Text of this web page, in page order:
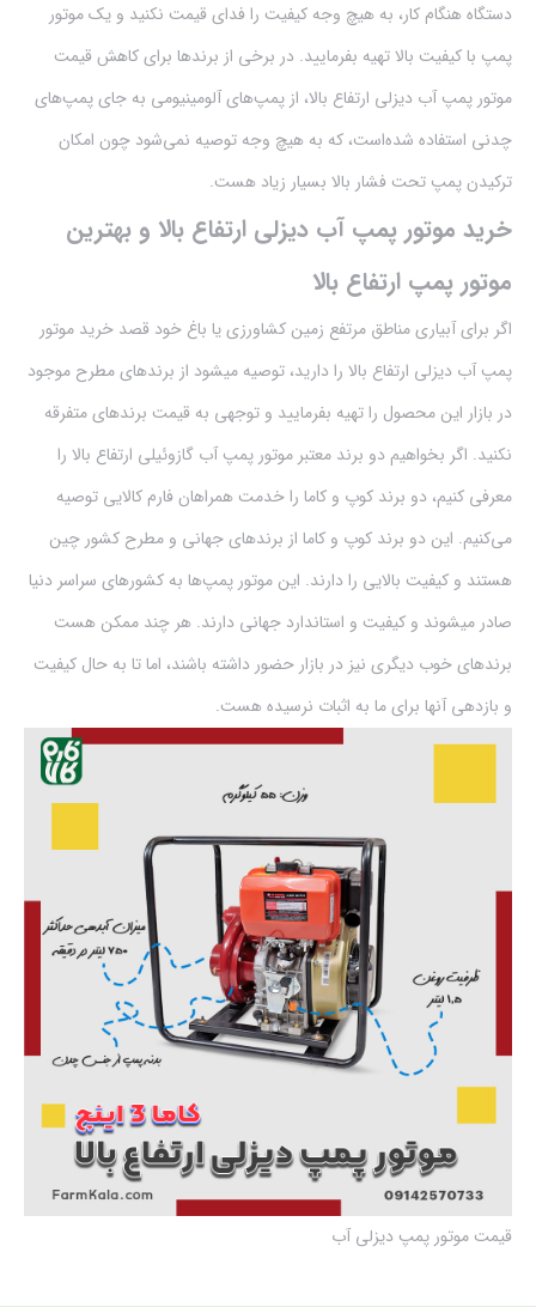
دستگاه هنگام کار، به هیچ وجه کیفیت را فدای قیمت نکنید و یک موتور
پمپ با کیفیت بالا تهیه بفرمایید. در برخی از برندها برای کاهش قیمت
موتور پمپ آب دیزلی ارتفاع بالا، از پمپ‌های آلومینیومی به جای پمپ‌های
چدنی استفاده شده‌است، که به هیچ وجه توصیه نمی‌شود چون امکان
ترکیدن پمپ تحت فشار بالا بسیار زیاد هست.
خرید موتور پمپ آب دیزلی ارتفاع بالا و بهترین
موتور پمپ ارتفاع بالا
اگر برای آبیاری مناطق مرتفع زمین کشاورزی یا باغ خود قصد خرید موتور
پمپ آب دیزلی ارتفاع بالا را دارید، توصیه ميشود از برندهای مطرح موجود
در بازار این محصول را تهیه بفرمایید و توجهی به قیمت برندهای متفرقه
نکنید. اگر بخواهیم دو برند معتبر موتور پمپ آب گازوئیلی ارتفاع بالا را
معرفی کنیم، دو برند کوپ و کاما را خدمت همراهان فارم کالایی توصیه
می‌کنیم. این دو برند کوپ و کاما از برندهای جهانی و مطرح کشور چین
هستند و کیفیت بالایی را دارند. این موتور پمپ‌ها به کشورهای سراسر دنیا
صادر میشوند و کیفیت و استاندارد جهانی دارند. هر چند ممکن هست
برندهای خوب دیگری نیز در بازار حضور داشته باشند، اما تا به حال کیفیت
و بازدهی آنها برای ما به اثبات نرسیده هست.
قیمت موتور پمپ دیزلی آب